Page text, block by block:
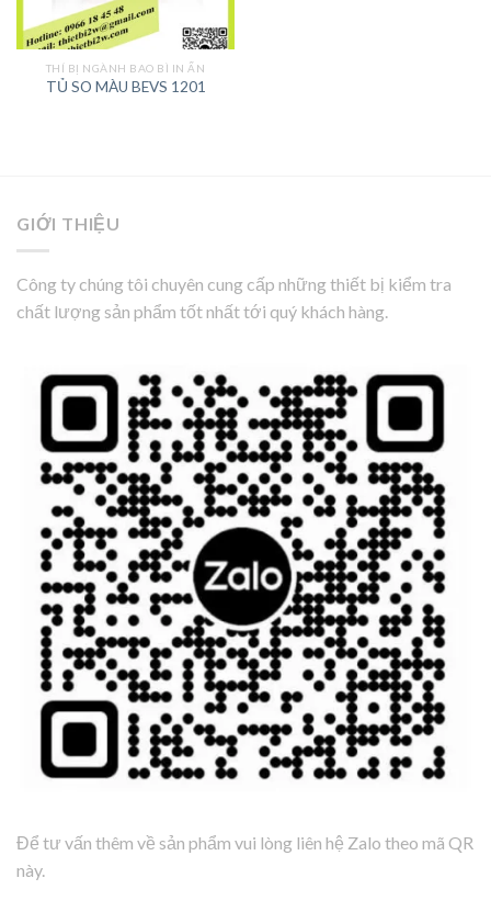
THÍ BỊ NGÀNH BAO BÌ IN ẤN
TỦ SO MÀU BEVS 1201
GIỚI THIỆU
Công ty chúng tôi chuyên cung cấp những thiết bị kiểm tra
chất lượng sản phẩm tốt nhất tới quý khách hàng.
Để tư vấn thêm về sản phẩm vui lòng liên hệ Zalo theo mã QR
này.